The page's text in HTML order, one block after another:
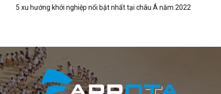
5 xu hướng khởi nghiệp nổi bật nhất tại châu Á năm 2022